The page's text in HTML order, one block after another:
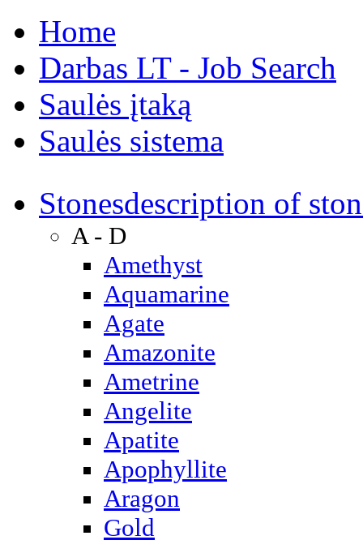
Home
Darbas LT - Job Search
Saulės įtaką
Saulės sistema
Stonesdescription of
A - D
Amethyst
Aquamarine
Agate
Amazonite
Ametrine
Angelite
Apatite
Apophyllite
Aragon
Gold